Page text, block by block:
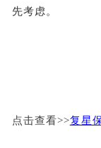
先考虑。
点击查看>>复星